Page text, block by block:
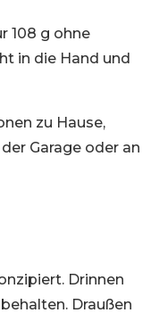
108 g ohne
in die Hand und
zu Hause,
Garage oder an
Drinnen
Draußen